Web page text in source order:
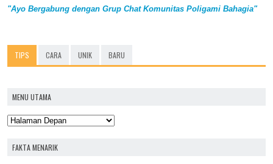
"Ayo Bergabung dengan Grup Chat Komunitas Poligami Bahagia"
TIPS CARA UNIK BARU
MENU UTAMA
FAKTA MENARIK